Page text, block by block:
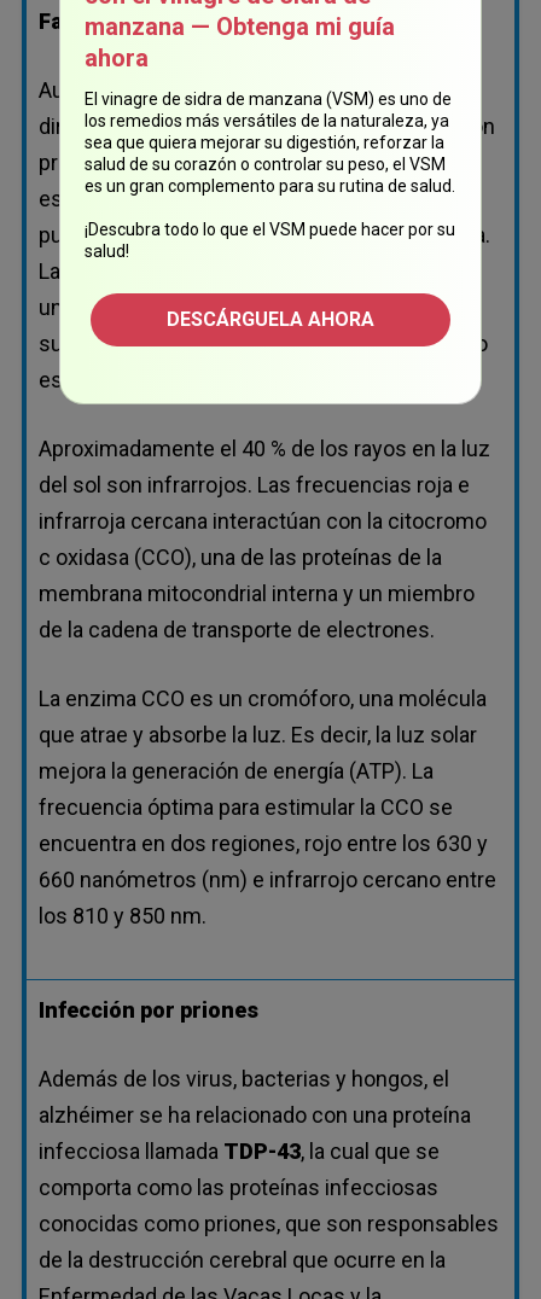
Falta de exposición al sol
Aunque las deficiencias de vitamina D son
directamente atribuibles a la falta de exposición
prudente al sol, la producción de vitamina D no
es la única manera en que la exposición al sol
puede influir en el riesgo de padecer demencia.
Las evidencias sugieren que la luz solar es
una
frecuencia electromagnética
(EMF, por
sus siglas en inglés) beneficiosa que de hecho
es esencial y vital para su salud por sí misma.
Aproximadamente el 40 % de los rayos en la luz
del sol son infrarrojos. Las frecuencias roja e
infrarroja cercana interactúan con la citocromo
c oxidasa (CCO), una de las proteínas de la
membrana mitocondrial interna y un miembro
de la cadena de transporte de electrones.
La enzima CCO es un cromóforo, una molécula
que atrae y absorbe la luz. Es decir, la luz solar
mejora la generación de energía (ATP). La
frecuencia óptima para estimular la CCO se
encuentra en dos regiones, rojo entre los 630 y
660 nanómetros (nm) e infrarrojo cercano entre
los 810 y 850 nm.
Infección por priones
Además de los virus, bacterias y hongos, el
alzhéimer se ha relacionado con una proteína
infecciosa llamada TDP-43, la cual que se
comporta como las proteínas infecciosas
conocidas como priones, que son responsables
de la destrucción cerebral que ocurre en la
manzana — Obtenga mi guía
ahora
El vinagre de sidra de manzana (VSM) es uno de
los remedios más versátiles de la naturaleza, ya
sea que quiera mejorar su digestión, reforzar la
salud de su corazón o controlar su peso, el VSM
es un gran complemento para su rutina de salud.
¡Descubra todo lo que el VSM puede hacer por su
salud!
DESCÁRGUELA AHORA